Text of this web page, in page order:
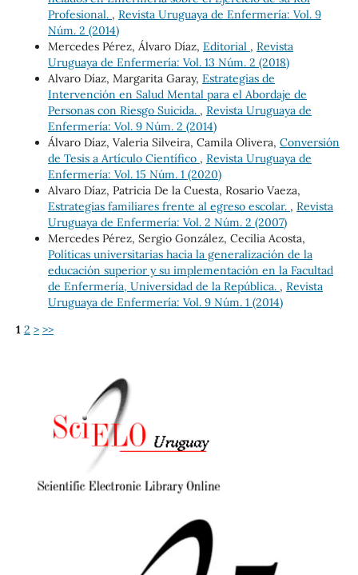
Profesional. , Revista Uruguaya de Enfermería: Vol. 9
Núm. 2 (2014)
Mercedes Pérez, Álvaro Díaz, Editorial , Revista
Uruguaya de Enfermería: Vol. 13 Núm. 2 (2018)
Alvaro Díaz, Margarita Garay, Estrategias de
Intervención en Salud Mental para el Abordaje de
Personas con Riesgo Suicida. , Revista Uruguaya de
Enfermería: Vol. 9 Núm. 2 (2014)
Álvaro Díaz, Valeria Silveira, Camila Olivera, Conversión
de Tesis a Artículo Científico , Revista Uruguaya de
Enfermería: Vol. 15 Núm. 1 (2020)
Alvaro Díaz, Patricia De la Cuesta, Rosario Vaeza,
Estrategias familiares frente al egreso escolar. , Revista
Uruguaya de Enfermería: Vol. 2 Núm. 2 (2007)
Mercedes Pérez, Sergio González, Cecilia Acosta,
Políticas universitarias hacia la generalización de la
educación superior y su implementación en la Facultad
de Enfermería, Universidad de la República. , Revista
Uruguaya de Enfermería: Vol. 9 Núm. 1 (2014)
1 2 > >>